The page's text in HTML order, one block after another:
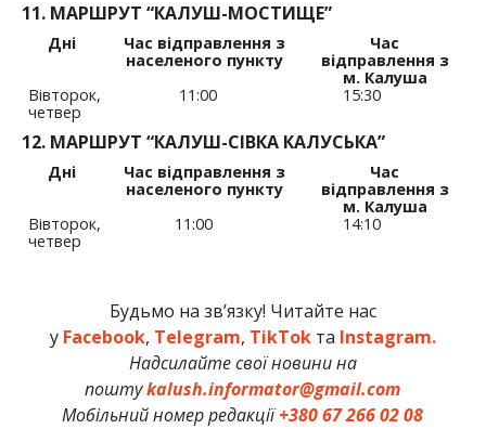
11. МАРШРУТ “КАЛУШ-МОСТИЩЕ”
Дні
Час відправлення з
населеного пункту
Час
відправлення з
м. Калуша
Вівторок,
четвер
11:00 15:30
12. МАРШРУТ “КАЛУШ-СІВКА КАЛУСЬКА”
Дні
Час відправлення з
населеного пункту
Час
відправлення з
м. Калуша
Вівторок,
четвер
11:00 14:10
Будьмо на зв’язку! Читайте нас
у Facebook, Telegram, TikTokта Instagram.
Надсилайте свої новини на
поштуkalush.informator@gmail.com
Мобільний номер редакції+380 67 266 02 08